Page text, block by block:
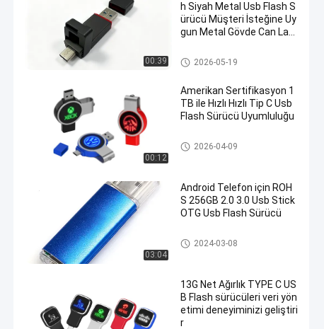
00:39
h Siyah Metal Usb Flash S
ürücü Müşteri İsteğine Uy
gun Metal Gövde Can Laz
C tipi OTG USB flash sürücüs
ü
2026-05-19
00:12
Amerikan Sertifikasyon 1
TB ile Hızlı Hızlı Tip C Usb
Flash Sürücü Uyumluluğu
C tipi OTG USB flash sürücüs
ü
2026-04-09
03:04
Android Telefon için ROH
S 256GB 2.0 3.0 Usb Stick
OTG Usb Flash Sürücü
C tipi OTG USB flash sürücüs
ü
2024-03-08
13G Net Ağırlık TYPE C US
B Flash sürücüleri veri yön
etimi deneyiminizi geliştiri
r